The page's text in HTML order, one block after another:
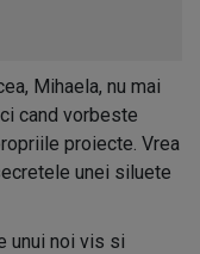
Mihaela, nu mai
cand vorbeste
proiecte. Vrea
unei siluete
unui noi vis si